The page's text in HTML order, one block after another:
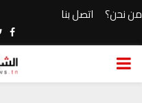
من نحن؟ اتصل بنا
PRIMARY